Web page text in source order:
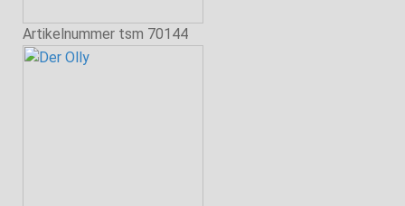
Artikelnummer tsm 70144